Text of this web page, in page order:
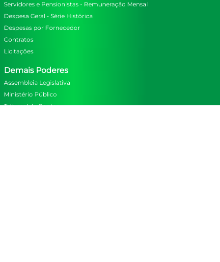
Servidores e Pensionistas - Remuneração Mensal
Despesa Geral - Série Histórica
Despesas por Fornecedor
Contratos
Licitações
Demais Poderes
Assembleia Legislativa
Ministério Público
Tribunal de Contas